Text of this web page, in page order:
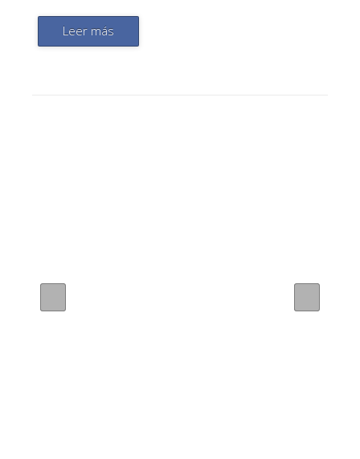
Leer más